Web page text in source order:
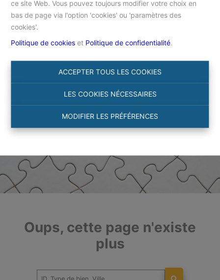
ce site Web. Vous pouvez toujours modifier votre choix en
bas de page via l'option 'cookies' ou 'paramètres des
cookies'.
Politique de cookies et Politique de confidentialité.
ACCEPTER TOUS LES COOKIES
LES COOKIES NÉCESSAIRES
MODIFIER LES PRÉFÉRENCES
Accueil
Oups, cette page n'existe
plus